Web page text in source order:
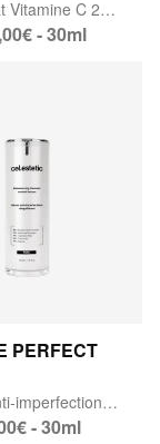
Cure éclat Vitamine C 20%
- 30ml
PERFECT
Sérum anti-imperfections rééquilibrant
- 30ml